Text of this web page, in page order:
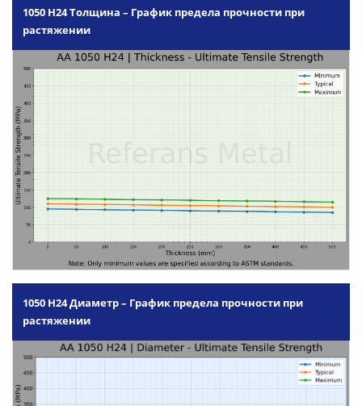
1050 H24 Толщина – График предела прочности при
растяжении
1050 H24 Диаметр – График предела прочности при
растяжении